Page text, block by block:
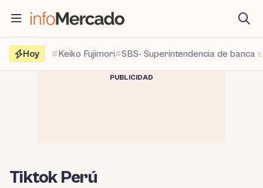
contenido
Hoy
Keiko Fujimori SBS- Superintendencia de banca
PUBLICIDAD
Tiktok Perú